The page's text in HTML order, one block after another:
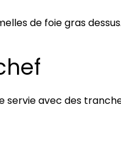
de foie gras dessus.
avec des